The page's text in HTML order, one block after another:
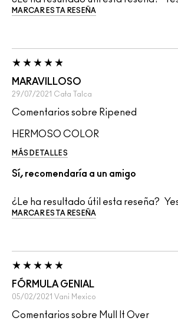
MARCAR ESTA RESEÑA
MARAVILLOSO
29/07/2021 Cata Talca
Comentarios sobre Ripened
HERMOSO COLOR
MÁS DETALLES
Sí, recomendaría a un amigo
¿Le ha resultado útil esta reseña?
MARCAR ESTA RESEÑA
FÓRMULA GENIAL
05/02/2021 Vani Mexico
Comentarios sobre Mull It Over